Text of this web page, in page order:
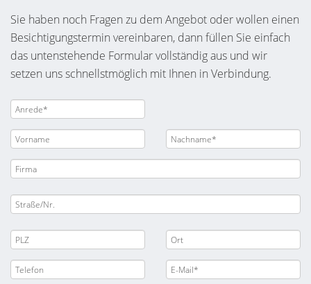
Sie haben noch Fragen zu dem Angebot oder wollen einen
Besichtigungstermin vereinbaren, dann füllen Sie einfach
das untenstehende Formular vollständig aus und wir
setzen uns schnellstmöglich mit Ihnen in Verbindung.